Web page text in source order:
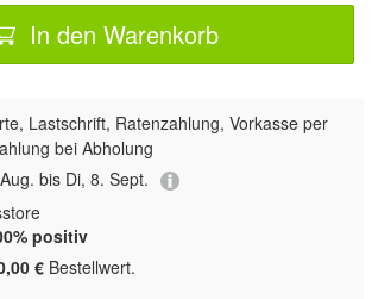
In den Warenkorb
Lastschrift, Ratenzahlung, Vorkasse per
bei Abholung
bis Di, 8. Sept.
positiv
€ Bestellwert.